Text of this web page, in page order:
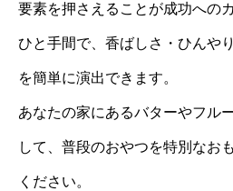
要素を押さえることが成功への
ひと手間で、香ばしさ・ひんや
を簡単に演出できます。
あなたの家にあるバターやフル
して、普段のおやつを特別なお
ください。